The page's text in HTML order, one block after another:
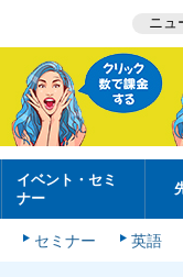
ニュ
イベント・セミ
ナー
セミナー 英語